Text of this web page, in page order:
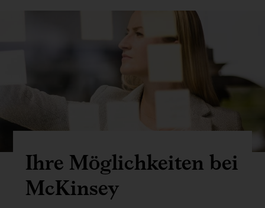
Ihre Möglichkeiten bei
McKinsey